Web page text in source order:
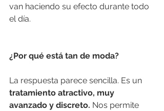
van haciendo su efecto durante todo
el día.
¿Por qué está tan de moda?
La respuesta parece sencilla. Es un
tratamiento atractivo, muy
avanzado y discreto. Nos permite